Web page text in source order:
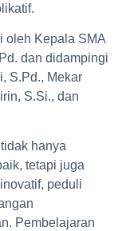
oleh Kepala SMA
dan didampingi
S.Pd., Mekar
S.Si., dan
hanya
tetapi juga
peduli
Pembelajaran